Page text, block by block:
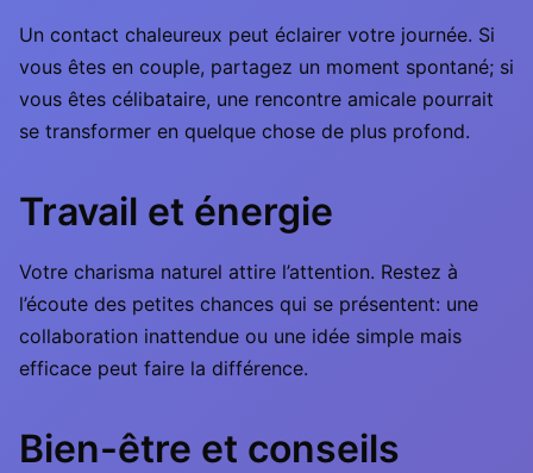
Un contact chaleureux peut éclairer votre journée. Si
vous êtes en couple, partagez un moment spontané; si
vous êtes célibataire, une rencontre amicale pourrait
se transformer en quelque chose de plus profond.
Travail et énergie
Votre charisma naturel attire l’attention. Restez à
l’écoute des petites chances qui se présentent: une
collaboration inattendue ou une idée simple mais
efficace peut faire la différence.
Bien-être et conseils